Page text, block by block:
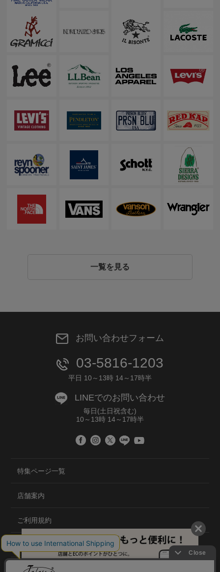
一覧を見る
お問い合わせフォーム
03-5816-1203
平日 10～13時 14～17時半
LINEでのお問い合わせ
毎日(土日祝含む)
10～13時 14～17時半
特集ページ一覧
店舗案内
ご利用規約
プライバシーポリシー
特定商取引法について